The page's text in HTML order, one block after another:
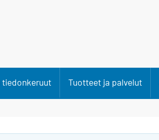
tiedonkeruut Tuotteet ja palvelut